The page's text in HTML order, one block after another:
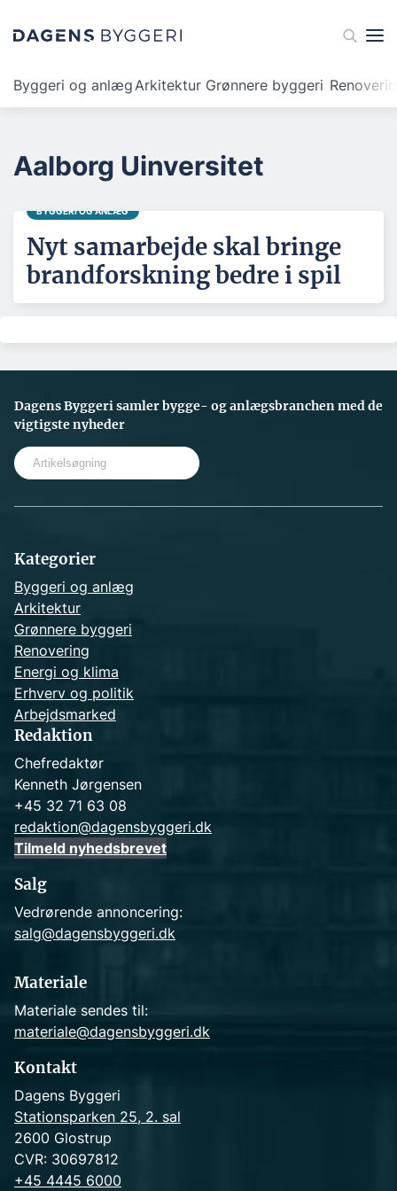
Byggeri og anlægArkitektur Grønnere byggeri
Aalborg Uinversitet
BYGGERI OG ANLÆG
Nyt samarbejde skal bringe
brandforskning bedre i spil
Dagens Byggeri samler bygge- og anlægsbranchen med de
vigtigste nyheder
Kategorier
Byggeri og anlæg
Arkitektur
Grønnere byggeri
Renovering
Energi og klima
Erhverv og politik
Arbejdsmarked
Redaktion
Chefredaktør
Kenneth Jørgensen
+45 32 71 63 08
redaktion@dagensbyggeri.dk
Tilmeld nyhedsbrevet
Salg
Vedrørende annoncering:
salg@dagensbyggeri.dk
Materiale
Materiale sendes til:
materiale@dagensbyggeri.dk
Kontakt
Dagens Byggeri
Stationsparken 25, 2. sal
2600 Glostrup
CVR: 30697812
+45 4445 6000